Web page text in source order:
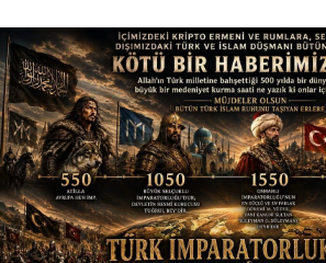
Siyaset
Teknoloji
Yazarlar
Astroloji-Rüya